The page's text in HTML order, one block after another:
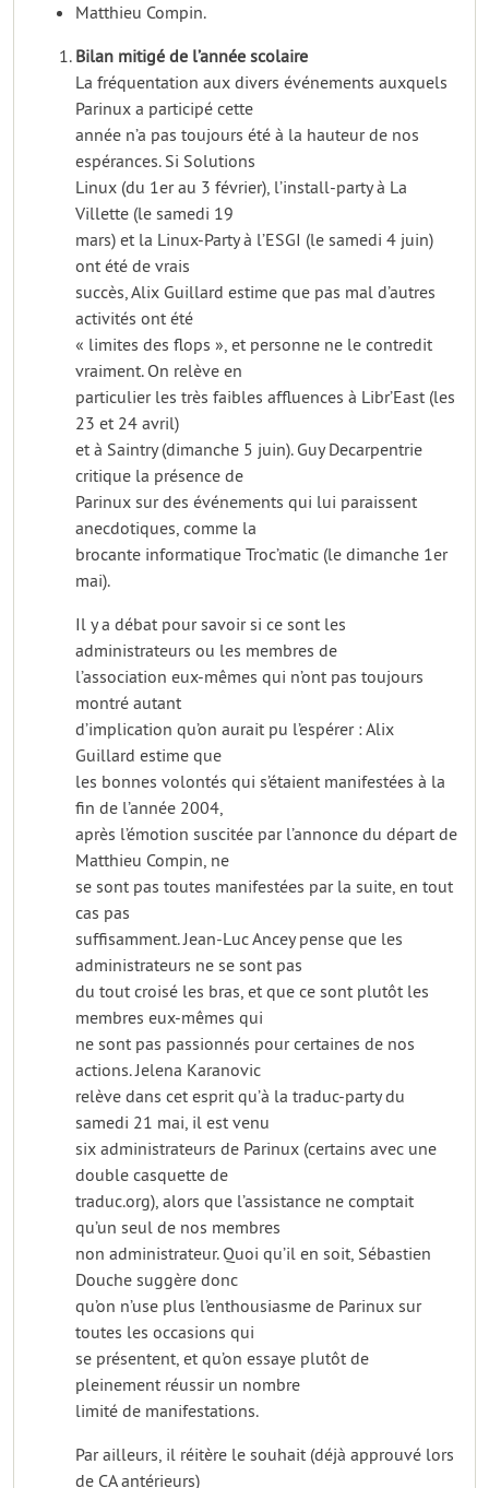
Matthieu Compin.
Bilan mitigé de l’année scolaire
La fréquentation aux divers événements auxquels
Parinux a participé cette
année n’a pas toujours été à la hauteur de nos
espérances. Si Solutions
Linux (du 1er au 3 février), l’install-party à La
Villette (le samedi 19
mars) et la Linux-Party à l’ESGI (le samedi 4 juin)
ont été de vrais
succès, Alix Guillard estime que pas mal d’autres
activités ont été
« limites des flops », et personne ne le contredit
vraiment. On relève en
particulier les très faibles affluences à Libr’East (les
23 et 24 avril)
et à Saintry (dimanche 5 juin). Guy Decarpentrie
critique la présence de
Parinux sur des événements qui lui paraissent
anecdotiques, comme la
brocante informatique Troc’matic (le dimanche 1er
mai).
Il y a débat pour savoir si ce sont les
administrateurs ou les membres de
l’association eux-mêmes qui n’ont pas toujours
montré autant
d’implication qu’on aurait pu l’espérer : Alix
Guillard estime que
les bonnes volontés qui s’étaient manifestées à la
fin de l’année 2004,
après l’émotion suscitée par l’annonce du départ de
Matthieu Compin, ne
se sont pas toutes manifestées par la suite, en tout
cas pas
suffisamment. Jean-Luc Ancey pense que les
administrateurs ne se sont pas
du tout croisé les bras, et que ce sont plutôt les
membres eux-mêmes qui
ne sont pas passionnés pour certaines de nos
actions. Jelena Karanovic
relève dans cet esprit qu’à la traduc-party du
samedi 21 mai, il est venu
six administrateurs de Parinux (certains avec une
double casquette de
traduc.org), alors que l’assistance ne comptait
qu’un seul de nos membres
non administrateur. Quoi qu’il en soit, Sébastien
Douche suggère donc
qu’on n’use plus l’enthousiasme de Parinux sur
toutes les occasions qui
se présentent, et qu’on essaye plutôt de
pleinement réussir un nombre
limité de manifestations.
Par ailleurs, il réitère le souhait (déjà approuvé lors
de CA antérieurs)